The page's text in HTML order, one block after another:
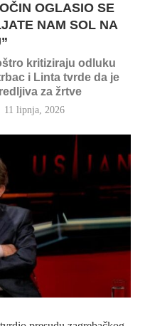
OGLASIO SE
NAM SOL NA
kritiziraju odluku
i Linta tvrde da je
za žrtve
11 lipnja, 2026